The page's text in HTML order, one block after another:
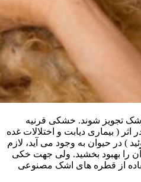
تجویز شوند. خشکی قرنیه
( بیماری دیابت و اختلالات غده
) در حیوان به وجود می آید، لازم
را بهبود بخشید. ولی جهت خکی
از قطره های اشک مصنوعی